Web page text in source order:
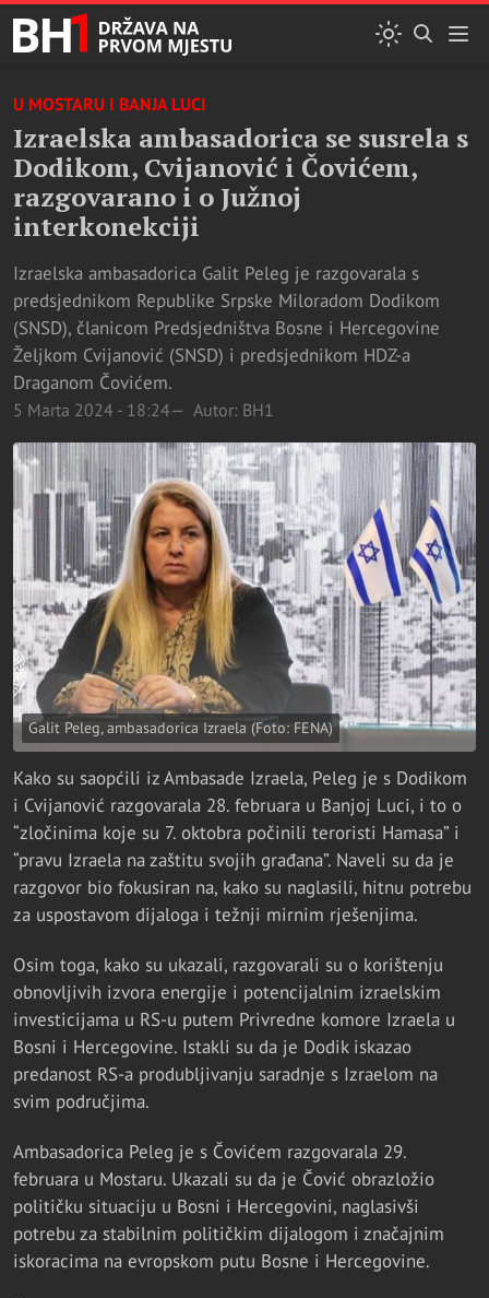
U MOSTARU I BANJA LUCI
Izraelska ambasadorica se susrela s
Dodikom, Cvijanović i Čovićem,
razgovarano i o Južnoj
interkonekciji
Izraelska ambasadorica Galit Peleg je razgovarala s
predsjednikom Republike Srpske Miloradom Dodikom
(SNSD), članicom Predsjedništva Bosne i Hercegovine
Željkom Cvijanović (SNSD) i predsjednikom HDZ-a
Draganom Čovićem.
5 Marta 2024 - 18:24 Autor: BH1
Galit Peleg, ambasadorica Izraela (Foto: FENA)
Kako su saopćili iz Ambasade Izraela, Peleg je s Dodikom
i Cvijanović razgovarala 28. februara u Banjoj Luci, i to o
“zločinima koje su 7. oktobra počinili teroristi Hamasa” i
“pravu Izraela na zaštitu svojih građana”. Naveli su da je
razgovor bio fokusiran na, kako su naglasili, hitnu potrebu
za uspostavom dijaloga i težnji mirnim rješenjima.
Osim toga, kako su ukazali, razgovarali su o korištenju
obnovljivih izvora energije i potencijalnim izraelskim
investicijama u RS-u putem Privredne komore Izraela u
Bosni i Hercegovine. Istakli su da je Dodik iskazao
predanost RS-a produbljivanju saradnje s Izraelom na
svim područjima.
Ambasadorica Peleg je s Čovićem razgovarala 29.
februara u Mostaru. Ukazali su da je Čović obrazložio
političku situaciju u Bosni i Hercegovini, naglasivši
potrebu za stabilnim političkim dijalogom i značajnim
iskoracima na evropskom putu Bosne i Hercegovine.